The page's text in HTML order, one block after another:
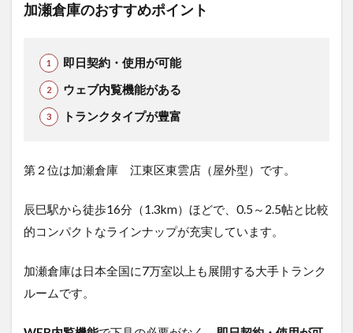
加瀬倉庫のおすすめポイント
即日契約・使用が可能
ウェブ内覧機能がある
トランクタイプが豊富
第２位は加瀬倉庫 江東区東雲店（屋外型）です。
辰巳駅から徒歩16分（1.3km）ほどで、0.5～2.5帖と比較
的コンパクトなラインナップが充実しています。
加瀬倉庫は日本全国に7万室以上も展開する大手トランク
ルームです。